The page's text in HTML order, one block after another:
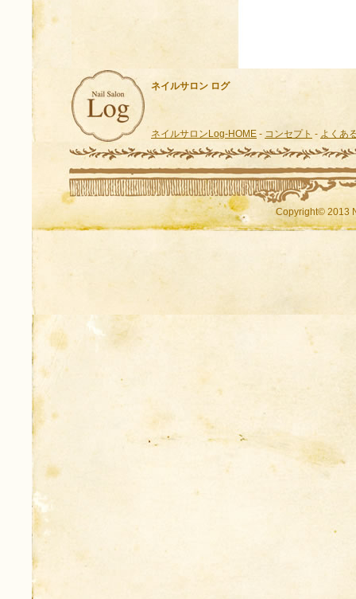
ネイルサロン ログ
ネイルサロンLog-HOME - コンセプト - よくあ
Copyright© 2013